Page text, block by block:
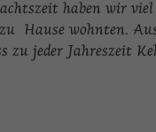
haben wir viel
Hause wohnten.
zu jeder Jahreszeit